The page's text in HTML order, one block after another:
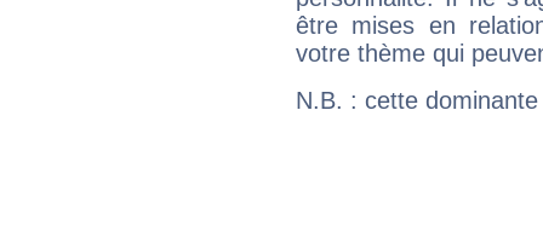
être mises en
votre thème qui
N.B. : cette